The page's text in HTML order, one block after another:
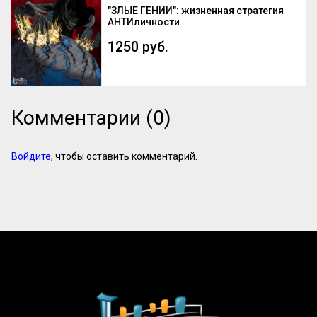
"ЗЛЫЕ ГЕНИИ": жизненная стратегия
АНТИличности
1250 руб.
Комментарии (0)
Войдите, чтобы оставить комментарий.